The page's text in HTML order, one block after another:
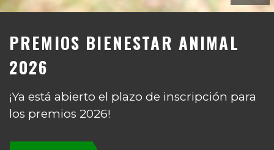
PREMIOS BIENESTAR ANIMAL
2026
¡Ya está abierto el plazo de inscripción para
los premios 2026!